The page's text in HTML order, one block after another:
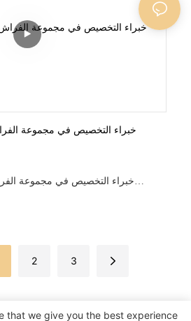
2 3
that we give you the best experience